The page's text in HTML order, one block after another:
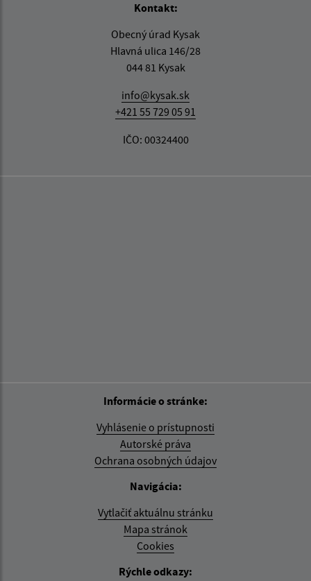
Kontakt:
Obecný úrad Kysak
Hlavná ulica 146/28
044 81 Kysak
info@kysak.sk
+421 55 729 05 91
IČO: 00324400
Informácie o stránke:
Vyhlásenie o prístupnosti
Autorské práva
Ochrana osobných údajov
Navigácia:
Vytlačiť aktuálnu stránku
Mapa stránok
Cookies
Rýchle odkazy: